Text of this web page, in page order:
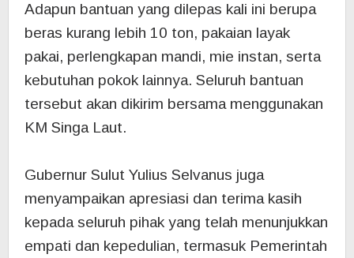
‎Adapun bantuan yang dilepas kali ini berupa
beras kurang lebih 10 ton, pakaian layak
pakai, perlengkapan mandi, mie instan, serta
kebutuhan pokok lainnya. Seluruh bantuan
tersebut akan dikirim bersama menggunakan
KM Singa Laut.
‎Gubernur Sulut Yulius Selvanus juga
menyampaikan apresiasi dan terima kasih
kepada seluruh pihak yang telah menunjukkan
empati dan kepedulian, termasuk Pemerintah